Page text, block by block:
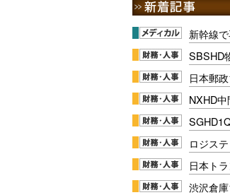
新幹線
SBSHD
日本郵
NXHD
ロジス
日本ト
渋沢倉